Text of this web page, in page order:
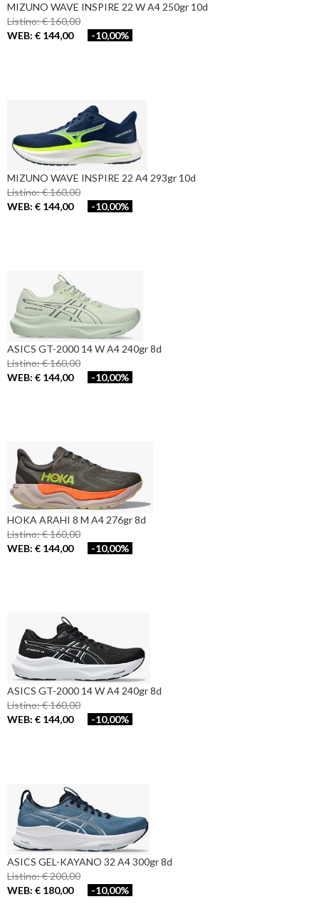
MIZUNO WAVE INSPIRE 22 W A4 250gr 10d
Listino: € 160,00
WEB: € 144,00
-10,00%
MIZUNO WAVE INSPIRE 22 A4 293gr 10d
Listino: € 160,00
WEB: € 144,00
-10,00%
ASICS GT-2000 14 W A4 240gr 8d
Listino: € 160,00
WEB: € 144,00
-10,00%
HOKA ARAHI 8 M A4 276gr 8d
Listino: € 160,00
WEB: € 144,00
-10,00%
ASICS GT-2000 14 W A4 240gr 8d
Listino: € 160,00
WEB: € 144,00
-10,00%
ASICS GEL-KAYANO 32 A4 300gr 8d
Listino: € 200,00
WEB: € 180,00
-10,00%